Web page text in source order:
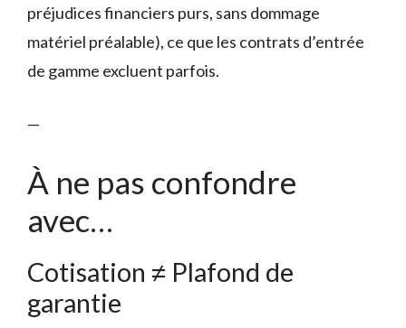
préjudices financiers purs, sans dommage
matériel préalable), ce que les contrats d’entrée
de gamme excluent parfois.
—
À ne pas confondre
avec…
Cotisation ≠ Plafond de
garantie